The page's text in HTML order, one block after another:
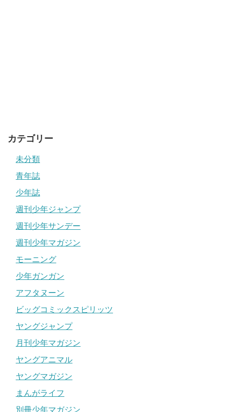
カテゴリー
未分類
青年誌
少年誌
週刊少年ジャンプ
週刊少年サンデー
週刊少年マガジン
モーニング
少年ガンガン
アフタヌーン
ビッグコミックスピリッツ
ヤングジャンプ
月刊少年マガジン
ヤングアニマル
ヤングマガジン
まんがライフ
別冊少年マガジン